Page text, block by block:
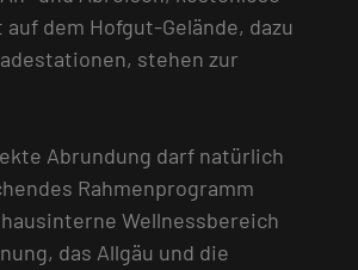
dem Hofgut-Gelände, dazu
stehen zur
Abrundung darf natürlich
Rahmenprogramm
Wellnessbereich
das Allgäu und die